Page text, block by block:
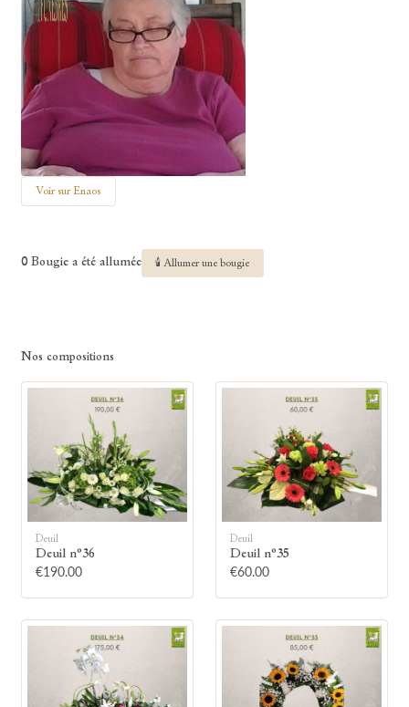
Voir sur Enaos
0 Bougie a été allumée 🕯 Allumer une bougie
Allumez une bougie
Montrez votre soutien à la famille en
allumant symboliquement une bougie.
Nos compositions
Deuil
Deuil n°36
€190.00
Deuil
Deuil n°35
€60.00